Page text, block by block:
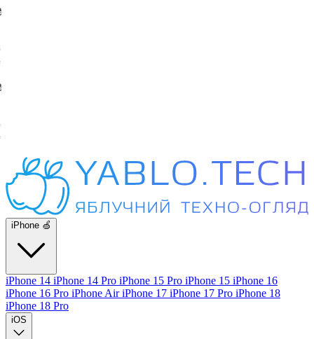
iPhone 🍏
iPhone 14 iPhone 14 Pro iPhone 15 Pro iPhone 15 iPhone 16
iPhone 16 Pro iPhone AiriPhone 17 iPhone 17 Pro iPhone 18
iPhone 18 Pro
iOS